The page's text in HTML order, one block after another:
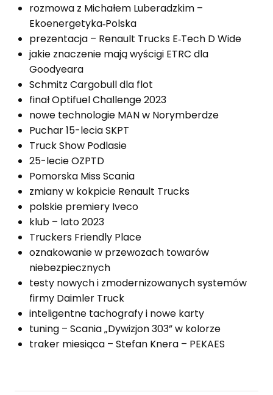
rozmowa z Michałem Luberadzkim –
Ekoenergetyka‑Polska
prezentacja – Renault Trucks E‑Tech D Wide
jakie znaczenie mają wyścigi ETRC dla
Goodyeara
Schmitz Cargobull dla flot
finał Optifuel Challenge 2023
nowe technologie MAN w Norymberdze
Puchar 15-lecia SKPT
Truck Show Podlasie
25-lecie OZPTD
Pomorska Miss Scania
zmiany w kokpicie Renault Trucks
polskie premiery Iveco
klub – lato 2023
Truckers Friendly Place
oznakowanie w przewozach towarów
niebezpiecznych
testy nowych i zmodernizowanych systemów
firmy Daimler Truck
inteligentne tachografy i nowe karty
tuning – Scania „Dywizjon 303” w kolorze
traker miesiąca – Stefan Knera – PEKAES